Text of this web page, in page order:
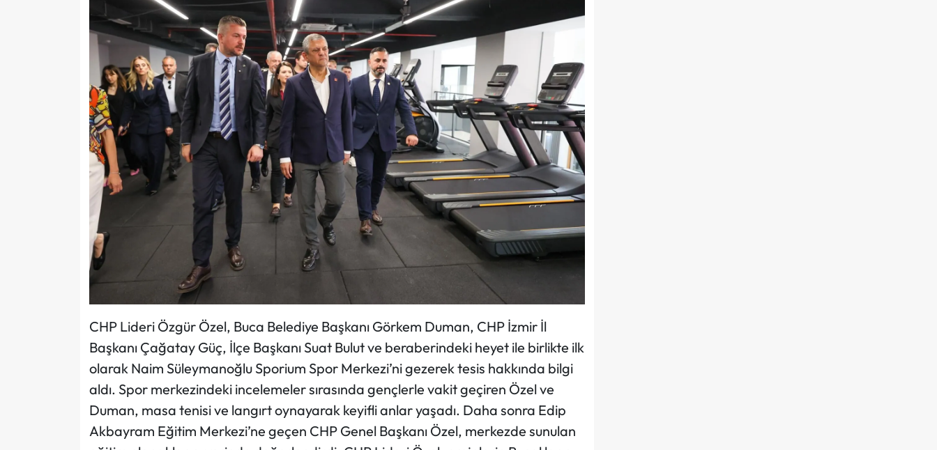
CHP Lideri Özgür Özel, Buca Belediye Başkanı Görkem Duman, CHP İzmir İl
Başkanı Çağatay Güç, İlçe Başkanı Suat Bulut ve beraberindeki heyet ile birlikte ilk
olarak Naim Süleymanoğlu Sporium Spor Merkezi’ni gezerek tesis hakkında bilgi
aldı. Spor merkezindeki incelemeler sırasında gençlerle vakit geçiren Özel ve
Duman, masa tenisi ve langırt oynayarak keyifli anlar yaşadı. Daha sonra Edip
Akbayram Eğitim Merkezi’ne geçen CHP Genel Başkanı Özel, merkezde sunulan